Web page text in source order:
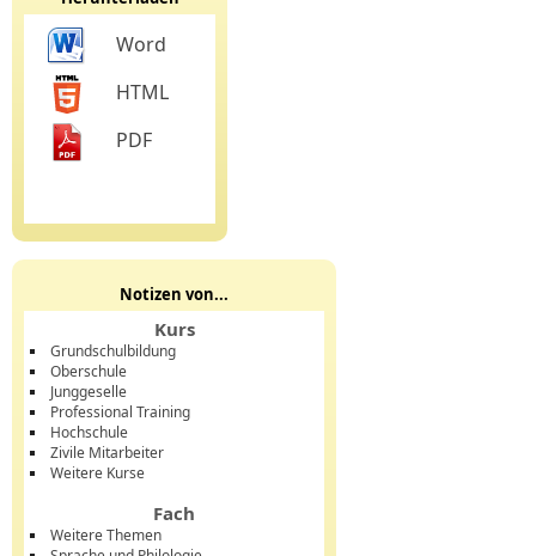
Word
HTML
PDF
Notizen von...
Kurs
Grundschulbildung
Oberschule
Junggeselle
Professional Training
Hochschule
Zivile Mitarbeiter
Weitere Kurse
Fach
Weitere Themen